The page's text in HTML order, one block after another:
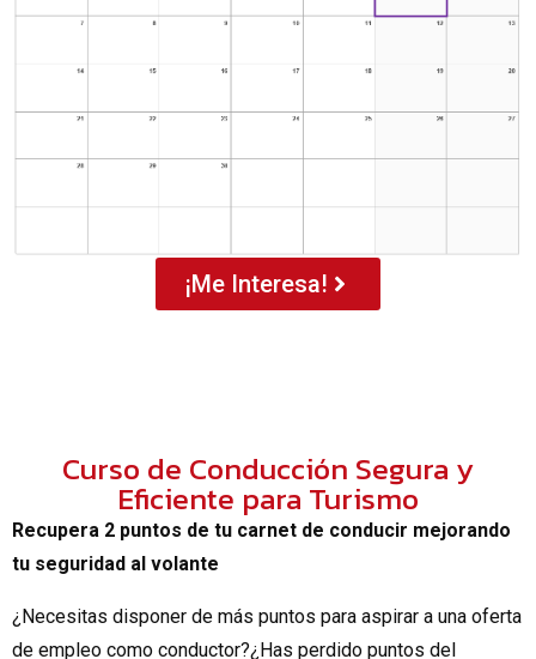
¡Me Interesa!
Curso de Conducción Segura y
Eficiente para Turismo
Recupera 2 puntos de tu carnet de conducir mejorando
tu seguridad al volante
¿Necesitas disponer de más puntos para aspirar a una oferta
de empleo como conductor?¿Has perdido puntos del